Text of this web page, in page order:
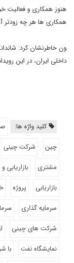
هنوز همکاری و فعالیت
همکاری ها هر چه زودتر
ون خاطرنشان کرد:
داخلی ایران، در این
کلید واژه ها:
چین
شرکت چینی
مشتری
بازاریابی و
بازاریابی
پروژه
سرمایه گذاری
شرکت های چینی
نمایشگاه نفت
با